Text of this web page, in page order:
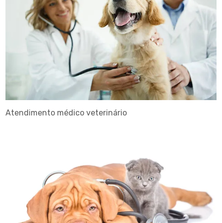
Atendimento médico veterinário